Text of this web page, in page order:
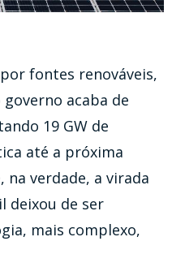
fontes renováveis,
acaba de
19 GW de
até a próxima
na verdade, a virada
deixou de ser
mais complexo,